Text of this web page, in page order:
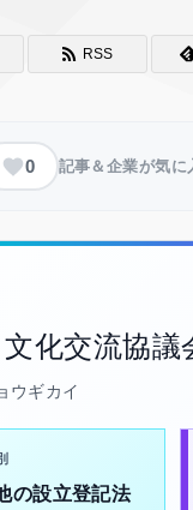
RSS
0 記事＆企業が気に
化交流協議
ウギカイ
の設立登記法